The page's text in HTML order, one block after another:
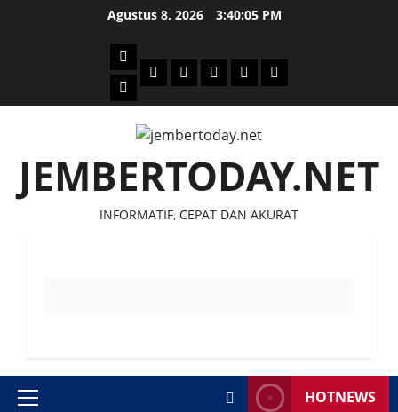
Agustus 8, 2026 3:40:06 PM
Beranda
News
PolitikOtomotifEkonomiSosialtentang
JEMBERTODAY.NET
INFORMATIF, CEPAT DAN AKURAT
Primary
HOTNEWS